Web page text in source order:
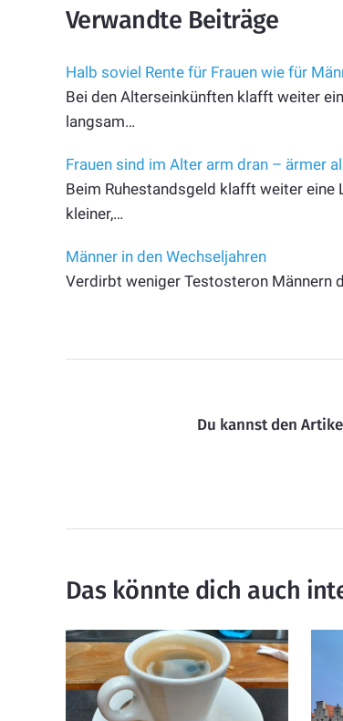
Verwandte Beiträge
Halb soviel Rente für Frauen wie für
Bei den Alterseinkünften klafft weiter
langsam…
Frauen sind im Alter arm dran – ärmer
Beim Ruhestandsgeld klafft weiter eine
kleiner,…
Männer in den Wechseljahren
Verdirbt weniger Testosteron Männern
Du kannst den
Das könnte dich auch